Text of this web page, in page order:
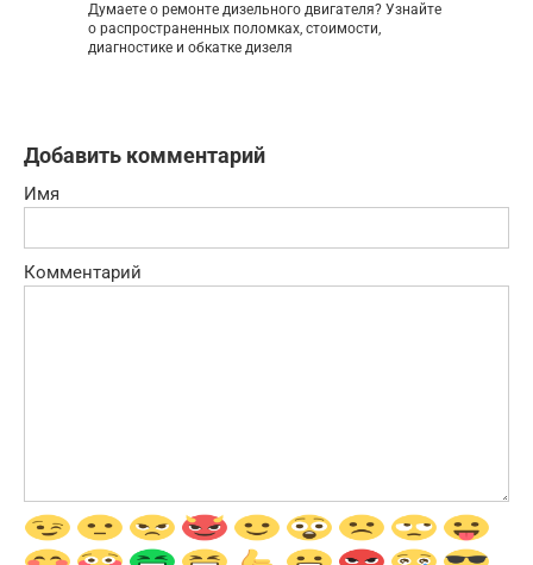
Думаете о ремонте дизельного двигателя? Узнайте
о распространенных поломках, стоимости,
диагностике и обкатке дизеля
Добавить комментарий
Имя
Комментарий